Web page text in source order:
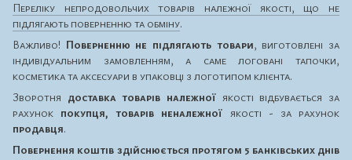
Переліку непродовольчих товарів належної якості, що не
підлягають поверненню та обміну.
Важливо! Поверненню не підлягають товари, виготовлені за
індивідуальним замовленням, а саме логовані тапочки,
косметика та аксесуари в упаковці з логотипом клієнта.
Зворотня доставка товарів належної якості відбувається за
рахунок покупця, товарів неналежної якості - за рахунок
продавця.
Повернення коштів здійснюється протягом 5 банківських днів